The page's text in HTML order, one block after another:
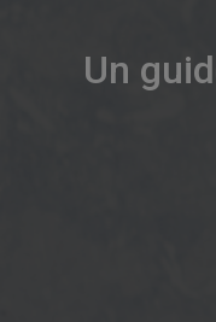
Un